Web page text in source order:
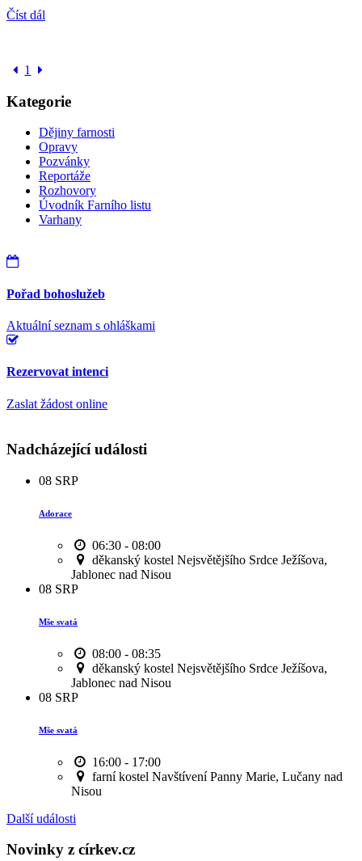
Číst dál
1
Kategorie
Dějiny farnosti
Opravy
Pozvánky
Reportáže
Rozhovory
Úvodník Farního listu
Varhany
Pořad bohoslužeb
Aktuální seznam s ohláškami
Rezervovat intenci
Zaslat žádost online
Nadcházející události
08 SRP
Adorace
06:30 - 08:00
děkanský kostel Nejsvětějšího Srdce Ježíšova,
Jablonec nad Nisou
08 SRP
Mše svatá
08:00 - 08:35
děkanský kostel Nejsvětějšího Srdce Ježíšova,
Jablonec nad Nisou
08 SRP
Mše svatá
16:00 - 17:00
farní kostel Navštívení Panny Marie, Lučany nad
Nisou
Další události
Novinky z církev.cz